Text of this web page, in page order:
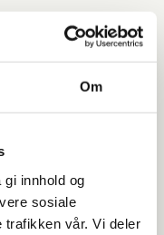
Om
innhold og
sosiale
trafikken vår. Vi deler